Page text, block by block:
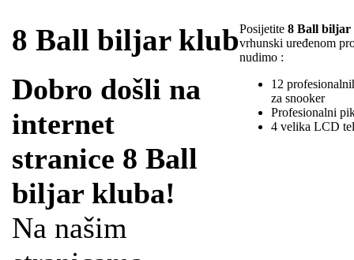
8 Ball biljar klub
Dobro došli na
internet
stranice 8 Ball
biljar kluba!
Na našim
Posijetite 8 Ball biljar
vrhunski uređenom
nudimo :
12
za snooker
Profesionalni
4 velika LCD